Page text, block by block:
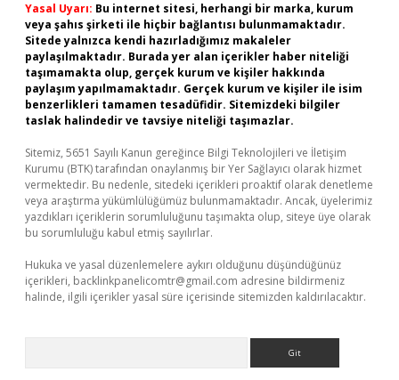
Yasal Uyarı: Bu internet sitesi, herhangi bir marka, kurum
veya şahıs şirketi ile hiçbir bağlantısı bulunmamaktadır.
Sitede yalnızca kendi hazırladığımız makaleler
paylaşılmaktadır. Burada yer alan içerikler haber niteliği
taşımamakta olup, gerçek kurum ve kişiler hakkında
paylaşım yapılmamaktadır. Gerçek kurum ve kişiler ile isim
benzerlikleri tamamen tesadüfidir. Sitemizdeki bilgiler
taslak halindedir ve tavsiye niteliği taşımazlar.
Sitemiz, 5651 Sayılı Kanun gereğince Bilgi Teknolojileri ve İletişim
Kurumu (BTK) tarafından onaylanmış bir Yer Sağlayıcı olarak hizmet
vermektedir. Bu nedenle, sitedeki içerikleri proaktif olarak denetleme
veya araştırma yükümlülüğümüz bulunmamaktadır. Ancak, üyelerimiz
yazdıkları içeriklerin sorumluluğunu taşımakta olup, siteye üye olarak
bu sorumluluğu kabul etmiş sayılırlar.
Hukuka ve yasal düzenlemelere aykırı olduğunu düşündüğünüz
içerikleri, backlinkpanelicomtr@gmail.com adresine bildirmeniz
halinde, ilgili içerikler yasal süre içerisinde sitemizden kaldırılacaktır.